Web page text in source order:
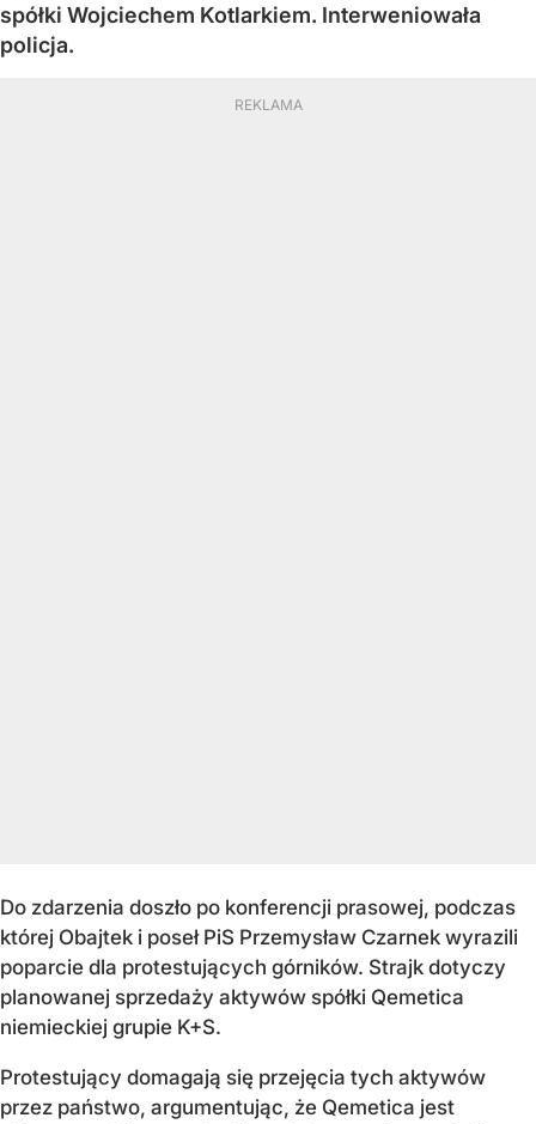
spółki Wojciechem Kotlarkiem. Interweniowała
policja.
Do zdarzenia doszło po konferencji prasowej, podczas
której Obajtek i poseł PiS Przemysław Czarnek wyrazili
poparcie dla protestujących górników. Strajk dotyczy
planowanej sprzedaży aktywów spółki Qemetica
niemieckiej grupie K+S.
Protestujący domagają się przejęcia tych aktywów
przez państwo, argumentując, że Qemetica jest